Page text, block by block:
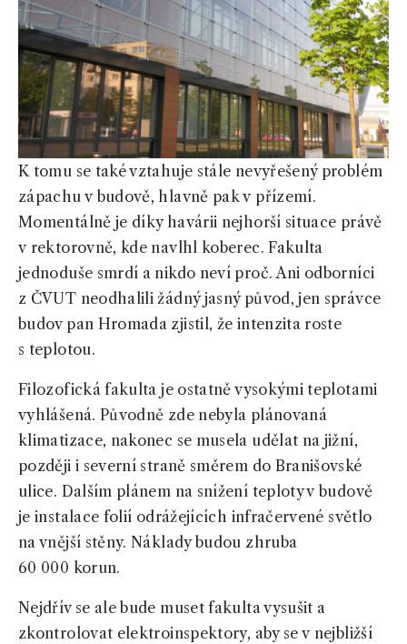
K tomu se také vztahuje stále nevyřešený problém
zápachu v budově, hlavně pak v přízemí.
Momentálně je díky havárii nejhorší situace právě
v rektorovně, kde navlhl koberec. Fakulta
jednoduše smrdí a nikdo neví proč. Ani odborníci
z ČVUT neodhalili žádný jasný původ, jen správce
budov pan Hromada zjistil, že intenzita roste
s teplotou.
Filozofická fakulta je ostatně vysokými teplotami
vyhlášená. Původně zde nebyla plánovaná
klimatizace, nakonec se musela udělat na jižní,
později i severní straně směrem do Branišovské
ulice. Dalším plánem na snížení teploty v budově
je instalace folií odrážejících infračervené světlo
na vnější stěny. Náklady budou zhruba
60 000 korun.
Nejdřív se ale bude muset fakulta vysušit a
zkontrolovat elektroinspektory, aby se v nejbližší